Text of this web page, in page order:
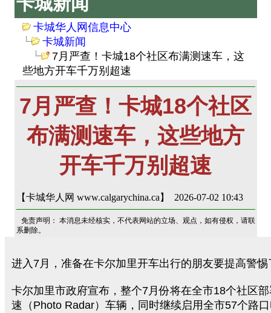
卡城华人网信息中心
卡城新闻
7月严查！卡城18个社区布满测速车，这
些地方开车千万别超速
7月严查！卡城18个社区
布满测速车，这些地方
开车千万别超速
【卡城华人网 www.calgarychina.ca】 2026-07-02 10:43
免责声明： 本消息未经核实，不代表网站的立场、观点，如有侵权，请联
系删除。
进入7月，准备在卡尔加里开车出行的朋友要提高警惕
卡尔加里市政府宣布，整个7月份将在全市18个社区
速（Photo Radar）车辆，同时继续启用全市57个路